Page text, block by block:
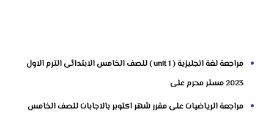
مراجعة لغة انجليزية ( unit 1 ) للصف الخامس الابتدائى الترم الاول
2023 مستر محرم على
مراجعة الرياضيات على مقرر شهر اكتوبر بالاجابات للصف الخامس